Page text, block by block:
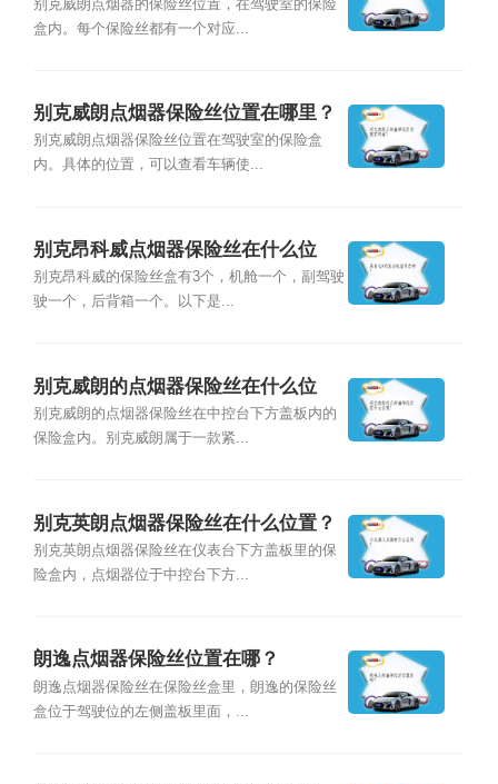
别克威朗点烟器的保险丝位置，在驾驶室的保险
盒内。每个保险丝都有一个对应...
别克威朗点烟器保险丝位置在哪里？
别克威朗点烟器保险丝位置在驾驶室的保险盒
内。具体的位置，可以查看车辆使...
别克昂科威点烟器保险丝在什么位
置？
别克昂科威的保险丝盒有3个，机舱一个，副驾驶
驶一个，后背箱一个。以下是...
别克威朗的点烟器保险丝在什么位
置？
别克威朗的点烟器保险丝在中控台下方盖板内的
保险盒内。别克威朗属于一款紧...
别克英朗点烟器保险丝在什么位置？
别克英朗点烟器保险丝在仪表台下方盖板里的保
险盒内，点烟器位于中控台下方...
朗逸点烟器保险丝位置在哪？
朗逸点烟器保险丝在保险丝盒里，朗逸的保险丝
盒位于驾驶位的左侧盖板里面，...